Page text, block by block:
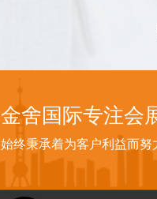
金舍国际专注会
始终秉承着为客户利益而努